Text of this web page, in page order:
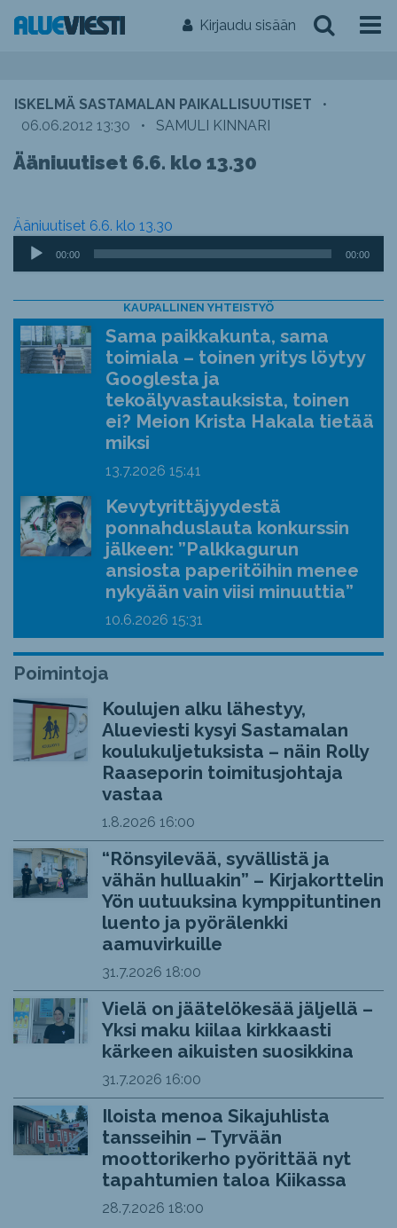
Kirjaudu sisään
ISKELMÄ SASTAMALAN PAIKALLISUUTISET
•
06.06.2012 13:30
• SAMULI KINNARI
Ääniuutiset 6.6. klo 13.30
Ääniuutiset 6.6. klo 13.30
Äänitoistin
00:00 00:00
KAUPALLINEN YHTEISTYÖ
Sama paikkakunta, sama
toimiala – toinen yritys löytyy
Googlesta ja
tekoälyvastauksista, toinen
ei? Meion Krista Hakala tietää
miksi
13.7.2026 15:41
Kevytyrittäjyydestä
ponnahduslauta konkurssin
jälkeen: ”Palkkagurun
ansiosta paperitöihin menee
nykyään vain viisi minuuttia”
10.6.2026 15:31
Poimintoja
Koulujen alku lähestyy,
Alueviesti kysyi Sastamalan
koulukuljetuksista – näin Rolly
Raaseporin toimitusjohtaja
vastaa
1.8.2026 16:00
“Rönsyilevää, syvällistä ja
vähän hulluakin” – Kirjakorttelin
Yön uutuuksina kymppituntinen
luento ja pyörälenkki
aamuvirkuille
31.7.2026 18:00
Vielä on jäätelökesää jäljellä –
Yksi maku kiilaa kirkkaasti
kärkeen aikuisten suosikkina
31.7.2026 16:00
Iloista menoa Sikajuhlista
tansseihin – Tyrvään
moottorikerho pyörittää nyt
tapahtumien taloa Kiikassa
28.7.2026 18:00